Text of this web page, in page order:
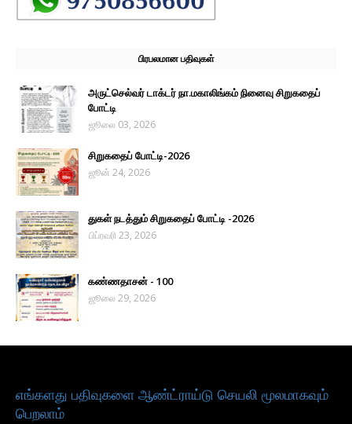
பிரபலமான பதிவுகள்
அருட்செல்வர் டாக்டர் நா.மகாலிங்கம் நினைவு சிறுகதைப்
போட்டி
ஜூலை 03, 2026
சிறுகதைப் போட்டி-2026
ஜூன் 24, 2026
துகள் நடத்தும் சிறுகதைப் போட்டி -2026
பிப்ரவரி 23, 2026
கண்ணதாசன் - 100
ஜூலை 29, 2026
எங்களது பதிவுகளை ஆண்ட்ராய்டு செயலி மூலமாகவும்
பெறலாம்